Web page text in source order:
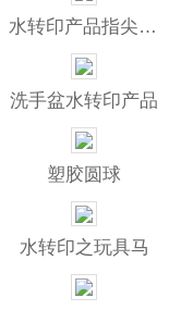
水转印产品指尖陀螺治具
洗手盆水转印产品
塑胶圆球
水转印之玩具马